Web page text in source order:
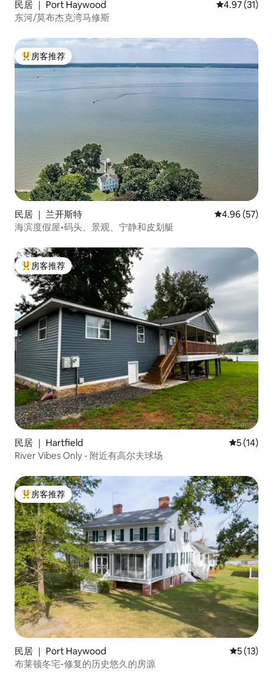
民居 ｜ Port Haywood 平均评分
4.97 (31)
东河/莫布杰克湾马修斯
热门「房客推荐」
房客推荐
民居 ｜ 兰开斯特 平均评分
4.96 (57)
海滨度假屋•码头、景观、宁静和皮划艇
热门「房客推荐」
房客推荐
民居 ｜ Hartfield 平均评分
5 (14)
River Vibes Only - 附近有高尔夫球场
热门「房客推荐」
房客推荐
民居 ｜ Port Haywood 平均评分
5 (13)
布莱顿冬宅-修复的历史悠久的房源